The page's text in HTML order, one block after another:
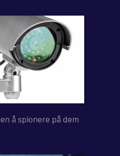
å spionere på dem